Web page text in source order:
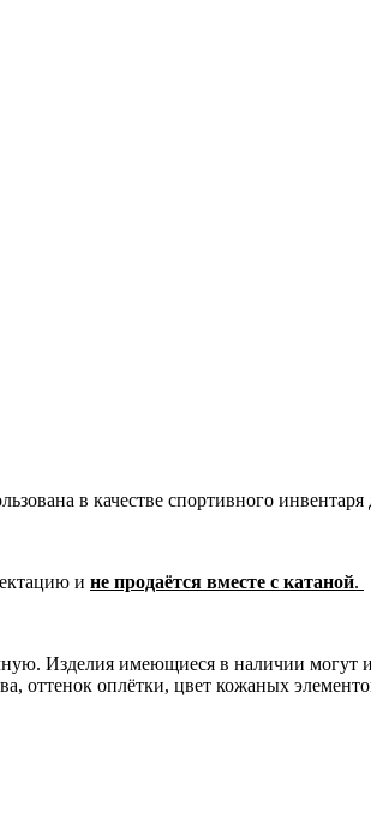
в качестве спортивного
и не продаётся вместе с катаной.
Изделия имеющиеся в наличии могут
оттенок оплётки, цвет кожаных